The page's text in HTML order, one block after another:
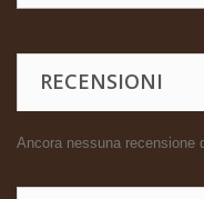
RECENSIONI
Ancora nessuna recensione